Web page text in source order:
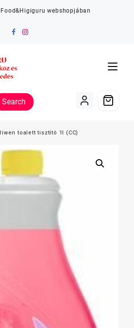
webshopjában
Search
toalett tisztító 1l (CC)